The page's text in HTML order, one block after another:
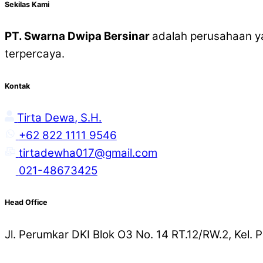
Sekilas Kami
PT. Swarna Dwipa Bersinar adalah perusahaan
terpercaya.
Kontak
Tirta Dewa, S.H.
+62 822 1111 9546
tirtadewha017@gmail.com
021-48673425
Head Office
Jl. Perumkar DKI Blok O3 No. 14 RT.12/RW.2,